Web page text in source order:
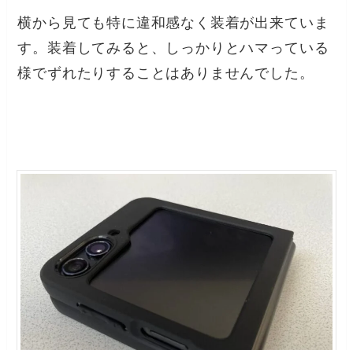
横から見ても特に違和感なく装着が出来ていま
す。装着してみると、しっかりとハマっている
様でずれたりすることはありませんでした。